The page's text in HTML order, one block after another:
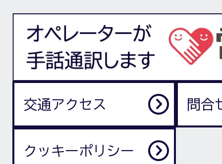
交通アクセス 問合
クッキーポリシー